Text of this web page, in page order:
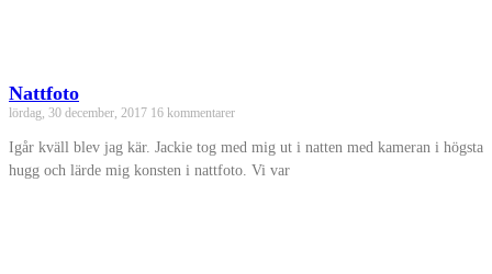
Nattfoto
lördag, 30 december, 2017 16 kommentarer
Igår kväll blev jag kär. Jackie tog med mig ut i natten med kameran i högsta
hugg och lärde mig konsten i nattfoto. Vi var